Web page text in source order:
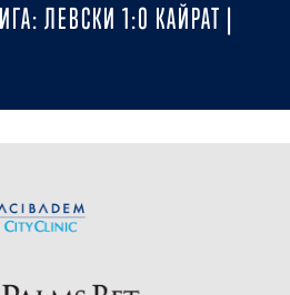
ЛЕВСКИ 1:0 КАЙРАТ |